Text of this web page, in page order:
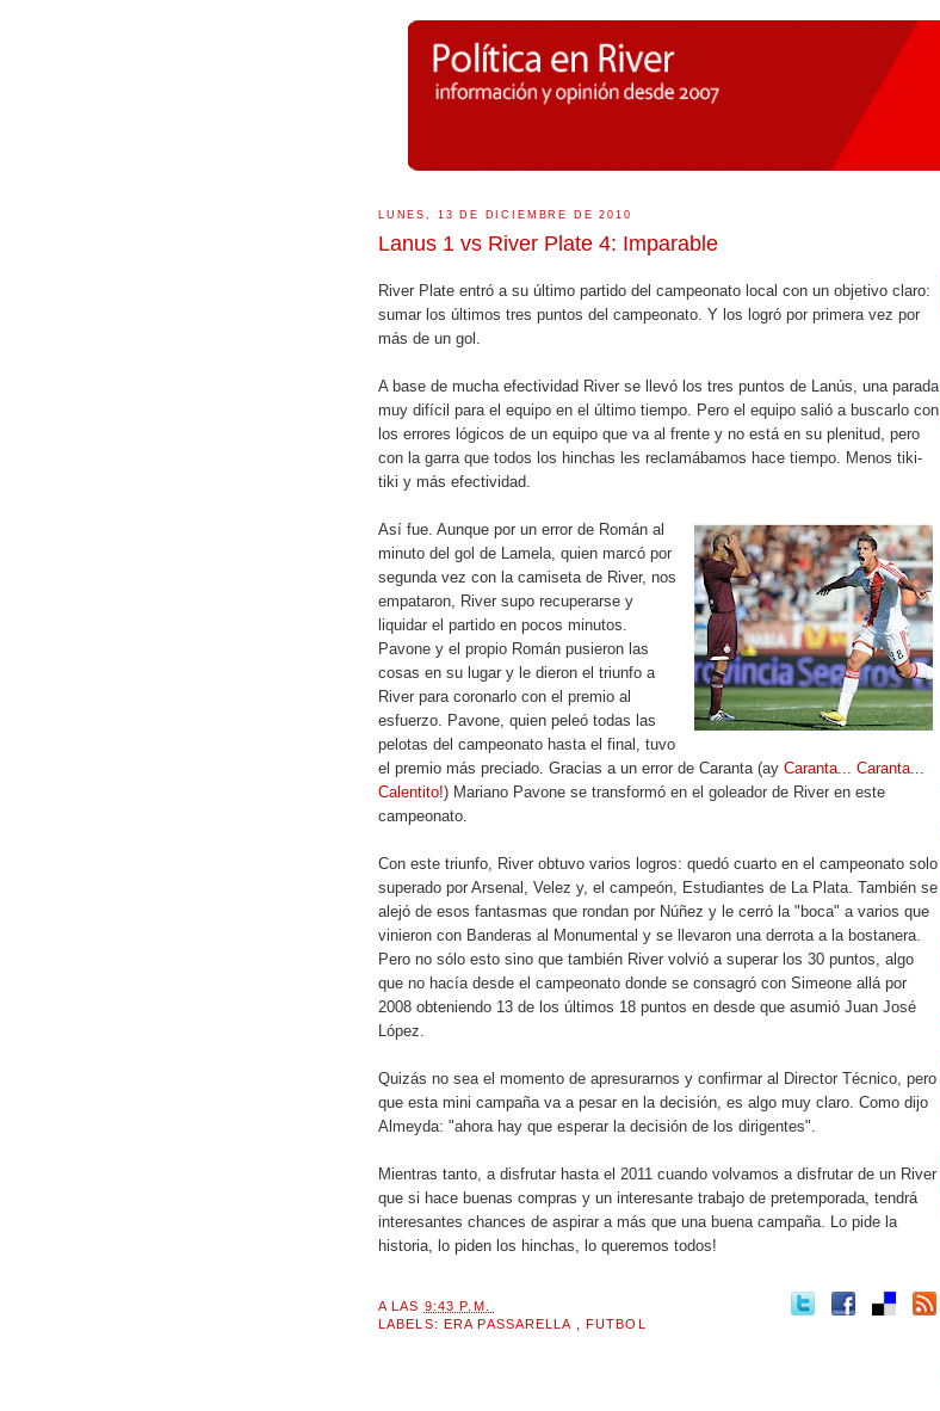
LUNES, 13 DE DICIEMBRE DE 2010
Lanus 1 vs River Plate 4: Imparable
River Plate entró a su último partido del campeonato local con un objetivo claro:
sumar los últimos tres puntos del campeonato. Y los logró por primera vez por
más de un gol.
A base de mucha efectividad River se llevó los tres puntos de Lanús, una parada
muy difícil para el equipo en el último tiempo. Pero el equipo salió a buscarlo con
los errores lógicos de un equipo que va al frente y no está en su plenitud, pero
con la garra que todos los hinchas les reclamábamos hace tiempo. Menos tiki-
tiki y más efectividad.
Así fue. Aunque por un error de Román al
minuto del gol de Lamela, quien marcó por
segunda vez con la camiseta de River, nos
empataron, River supo recuperarse y
liquidar el partido en pocos minutos.
Pavone y el propio Román pusieron las
cosas en su lugar y le dieron el triunfo a
River para coronarlo con el premio al
esfuerzo. Pavone, quien peleó todas las
pelotas del campeonato hasta el final, tuvo
el premio más preciado. Gracias a un error de Caranta (ay Caranta... Caranta...
Calentito!) Mariano Pavone se transformó en el goleador de River en este
campeonato.
Con este triunfo, River obtuvo varios logros: quedó cuarto en el campeonato solo
superado por Arsenal, Velez y, el campeón, Estudiantes de La Plata. También se
alejó de esos fantasmas que rondan por Núñez y le cerró la "boca" a varios que
vinieron con Banderas al Monumental y se llevaron una derrota a la bostanera.
Pero no sólo esto sino que también River volvió a superar los 30 puntos, algo
que no hacía desde el campeonato donde se consagró con Simeone allá por
2008 obteniendo 13 de los últimos 18 puntos en desde que asumió Juan José
López.
Quizás no sea el momento de apresurarnos y confirmar al Director Técnico, pero
que esta mini campaña va a pesar en la decisión, es algo muy claro. Como dijo
Almeyda: "ahora hay que esperar la decisión de los dirigentes".
Mientras tanto, a disfrutar hasta el 2011 cuando volvamos a disfrutar de un River
que si hace buenas compras y un interesante trabajo de pretemporada, tendrá
interesantes chances de aspirar a más que una buena campaña. Lo pide la
historia, lo piden los hinchas, lo queremos todos!
A LAS 9:43 P.M.
LABELS: ERA PASSARELLA FUTBOL